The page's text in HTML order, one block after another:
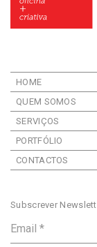
HOME
QUEM SOMOS
SERVIÇOS
PORTFÓLIO
CONTACTOS
Subscrever